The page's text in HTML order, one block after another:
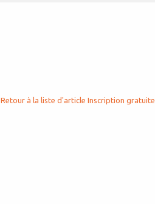
Retour à la liste d'article Inscription gratuite